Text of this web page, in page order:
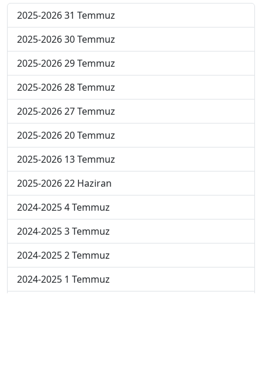
2025-2026 31 Temmuz
2025-2026 30 Temmuz
2025-2026 29 Temmuz
2025-2026 28 Temmuz
2025-2026 27 Temmuz
2025-2026 20 Temmuz
2025-2026 13 Temmuz
2025-2026 22 Haziran
2024-2025 4 Temmuz
2024-2025 3 Temmuz
2024-2025 2 Temmuz
2024-2025 1 Temmuz